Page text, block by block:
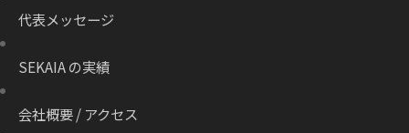
代表メッセージ
SEKAIA の実績
会社概要 / アクセス